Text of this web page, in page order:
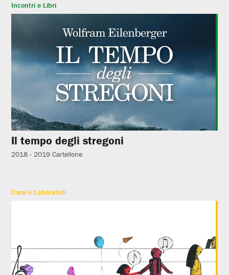
Incontri e Libri
Il tempo degli stregoni
2018 - 2019 Cartellone
Corsi e Laboratori